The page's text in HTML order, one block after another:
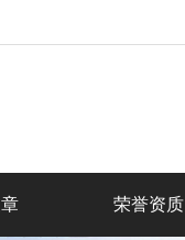
荣誉资质